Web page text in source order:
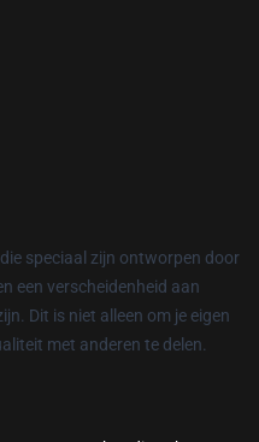
speciaal zijn ontworpen door
een verscheidenheid aan
Dit is niet alleen om je eigen
met anderen te delen.